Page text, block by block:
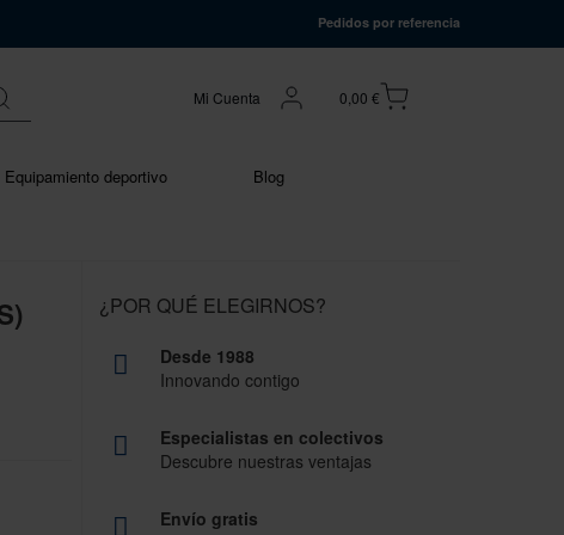
Pedidos por referencia
0,00 €
Mi Cuenta
Equipamiento deportivo Blog
¿POR QUÉ ELEGIRNOS?
Desde 1988
Innovando contigo
Especialistas en colectivos
Descubre nuestras ventajas
Envío gratis